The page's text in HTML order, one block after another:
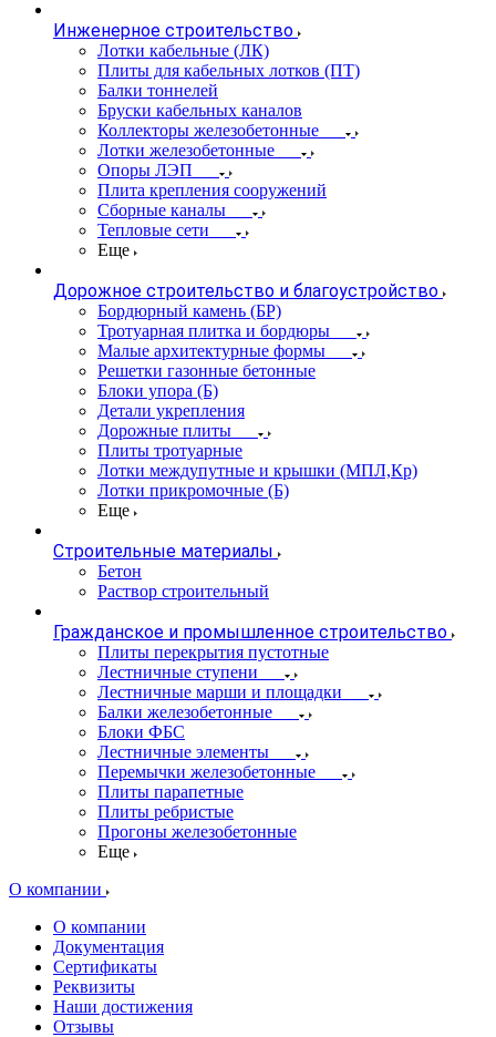
Инженерное строительство
Лотки кабельные (ЛК)
Плиты для кабельных лотков (ПТ)
Балки тоннелей
Бруски кабельных каналов
Коллекторы железобетонные
Лотки железобетонные
Опоры ЛЭП
Плита крепления сооружений
Сборные каналы
Тепловые сети
Еще
Дорожное строительство и благоустройство
Бордюрный камень (БР)
Тротуарная плитка и бордюры
Малые архитектурные формы
Решетки газонные бетонные
Блоки упора (Б)
Детали укрепления
Дорожные плиты
Плиты тротуарные
Лотки междупутные и крышки (МПЛ,Кр)
Лотки прикромочные (Б)
Еще
Строительные материалы
Бетон
Раствор строительный
Гражданское и промышленное строительство
Плиты перекрытия пустотные
Лестничные ступени
Лестничные марши и площадки
Балки железобетонные
Блоки ФБС
Лестничные элементы
Перемычки железобетонные
Плиты парапетные
Плиты ребристые
Прогоны железобетонные
Еще
О компании
О компании
Документация
Сертификаты
Реквизиты
Наши достижения
Отзывы